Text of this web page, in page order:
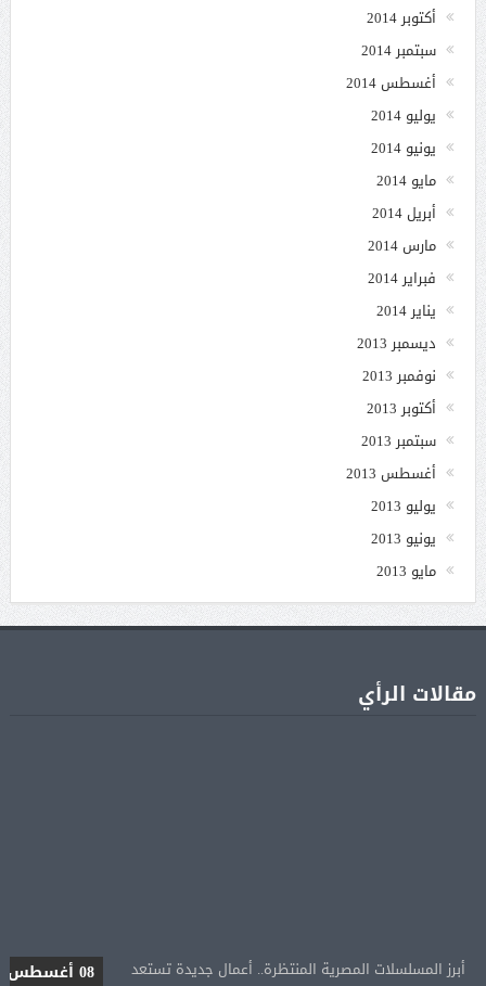
أكتوبر 2014
سبتمبر 2014
أغسطس 2014
يوليو 2014
يونيو 2014
مايو 2014
أبريل 2014
مارس 2014
فبراير 2014
يناير 2014
ديسمبر 2013
نوفمبر 2013
أكتوبر 2013
سبتمبر 2013
أغسطس 2013
يوليو 2013
يونيو 2013
مايو 2013
مقالات الرأي
للعرض قبل موسم رمضان